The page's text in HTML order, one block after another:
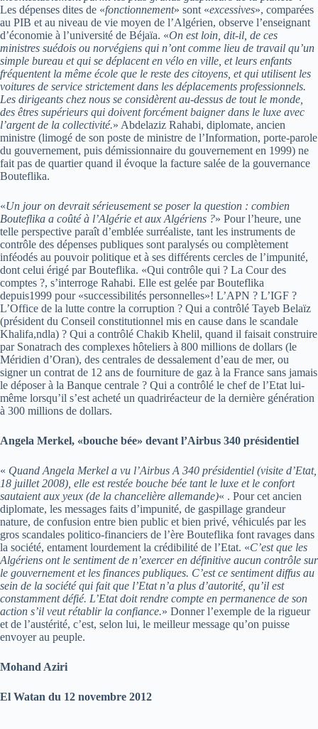
Les dépenses dites de «fonctionnement» sont «excessives», comparées
au PIB et au niveau de vie moyen de l’Algérien, observe l’enseignant
d’économie à l’université de Béjaïa. «On est loin, dit-il, de ces
ministres suédois ou norvégiens qui n’ont comme lieu de travail qu’un
simple bureau et qui se déplacent en vélo en ville, et leurs enfants
fréquentent la même école que le reste des citoyens, et qui utilisent les
voitures de service strictement dans les déplacements professionnels.
Les dirigeants chez nous se considèrent au-dessus de tout le monde,
des êtres supérieurs qui doivent forcément baigner dans le luxe avec
l’argent de la collectivité.» Abdelaziz Rahabi, diplomate, ancien
ministre (limogé de son poste de ministre de l’Information, porte-parole
du gouvernement, puis démissionnaire du gouvernement en 1999) ne
fait pas de quartier quand il évoque la facture salée de la gouvernance
Bouteflika.
«Un jour on devrait sérieusement se poser la question : combien
Bouteflika a coûté à l’Algérie et aux Algériens ?» Pour l’heure, une
telle perspective paraît d’emblée surréaliste, tant les instruments de
contrôle des dépenses publiques sont paralysés ou complètement
inféodés au pouvoir politique et à ses différents cercles de l’impunité,
dont celui érigé par Bouteflika. «Qui contrôle qui ? La Cour des
comptes ?, s’interroge Rahabi. Elle est gelée par Bouteflika
depuis1999 pour «successibilités personnelles»! L’APN ? L’IGF ?
L’Office de la lutte contre la corruption ? Qui a contrôlé Tayeb Belaïz
(président du Conseil constitutionnel mis en cause dans le scandale
Khalifa,ndla) ? Qui a contrôlé Chakib Khelil, quand il faisait construire
par Sonatrach des complexes hôteliers à 800 millions de dollars (le
Méridien d’Oran), des centrales de dessalement d’eau de mer, ou
signer un contrat de 12 ans de fourniture de gaz à la France sans jamais
le déposer à la Banque centrale ? Qui a contrôlé le chef de l’Etat lui-
même lorsqu’il s’est acheté un quadriréacteur de la dernière génération
à 300 millions de dollars.
Angela Merkel, «bouche bée» devant l’Airbus 340 présidentiel
« Quand Angela Merkel a vu l’Airbus A 340 présidentiel (visite d’Etat,
18 juillet 2008), elle est restée bouche bée tant le luxe et le confort
sautaient aux yeux (de la chancelière allemande)« . Pour cet ancien
diplomate, les messages faits d’impunité, de gaspillage grandeur
nature, de confusion entre bien public et bien privé, véhiculés par les
gros scandales politico-financiers de l’ère Bouteflika font ravages dans
la société, entament lourdement la crédibilité de l’Etat. «C’est que les
Algériens ont le sentiment de n’exercer en définitive aucun contrôle sur
le gouvernement et les finances publiques. C’est ce sentiment diffus au
sein de la société qui fait que l’Etat n’a plus d’autorité, qu’il est
constamment défié. L’Etat doit rendre compte en permanence de son
action s’il veut rétablir la confiance.» Donner l’exemple de la rigueur
et de l’austérité, c’est, selon lui, le meilleur message qu’on puisse
envoyer au peuple.
Mohand Aziri
El Watan du 12 novembre 2012